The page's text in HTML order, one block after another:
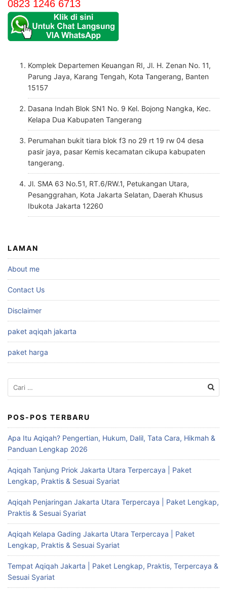
0823 1246 6713
Komplek Departemen Keuangan RI, Jl. H. Zenan No. 11,
Parung Jaya, Karang Tengah, Kota Tangerang, Banten
15157
Dasana Indah Blok SN1 No. 9 Kel. Bojong Nangka, Kec.
Kelapa Dua Kabupaten Tangerang
Perumahan bukit tiara blok f3 no 29 rt 19 rw 04 desa
pasir jaya, pasar Kemis kecamatan cikupa kabupaten
tangerang.
Jl. SMA 63 No.51, RT.6/RW.1, Petukangan Utara,
Pesanggrahan, Kota Jakarta Selatan, Daerah Khusus
Ibukota Jakarta 12260
LAMAN
About me
Contact Us
Disclaimer
paket aqiqah jakarta
paket harga
Cari
untuk:
POS-POS TERBARU
Apa Itu Aqiqah? Pengertian, Hukum, Dalil, Tata Cara, Hikmah &
Panduan Lengkap 2026
Aqiqah Tanjung Priok Jakarta Utara Terpercaya | Paket
Lengkap, Praktis & Sesuai Syariat
Aqiqah Penjaringan Jakarta Utara Terpercaya | Paket Lengkap,
Praktis & Sesuai Syariat
Aqiqah Kelapa Gading Jakarta Utara Terpercaya | Paket
Lengkap, Praktis & Sesuai Syariat
Tempat Aqiqah Jakarta | Paket Lengkap, Praktis, Terpercaya &
Sesuai Syariat